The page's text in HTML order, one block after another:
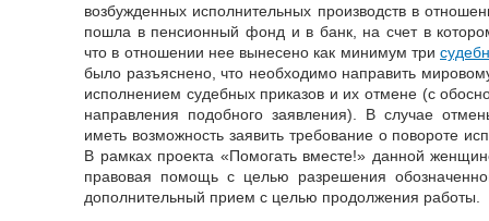
возбужденных исполнительных производств в
пошла в пенсионный фонд и в банк, на счет в
что в отношении нее вынесено как минимум три
было разъяснено, что необходимо направить
исполнением судебных приказов и их отмене (с
направления подобного заявления). В случае
иметь возможность заявить требование о повороте
В рамках проекта «Помогать вместе!» данной
правовая помощь с целью разрешения
дополнительный прием с целью продолжения работы.